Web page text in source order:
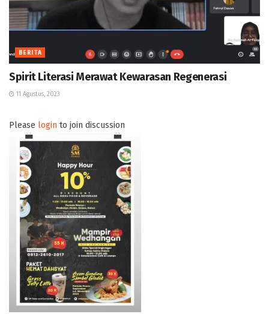
BERITA
Spirit Literasi Merawat Kewarasan Regenerasi
11 Agustus, 2023
Please login to join discussion